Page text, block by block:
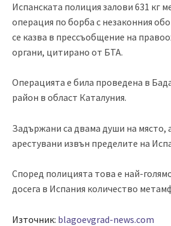
Испанската полиция залови 631 кг
операция по борба с незаконния
се казва в прессъобщение на
органи, цитирано от БТА.
Операцията е била проведена в
район в област Каталуния.
Задържани са двама души на място,
арестувани извън пределите на
Според полицията това е най-
досега в Испания количество
Източник: blagoevgrad-news.com